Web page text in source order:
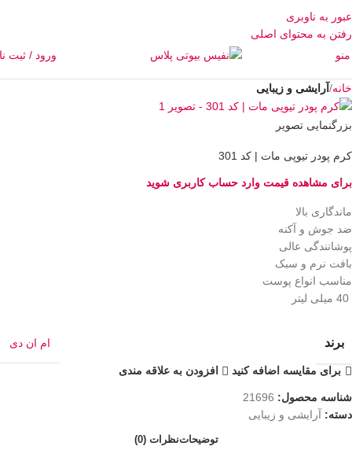
عبور به ناوبری
رفتن به محتوای اصلی
منو
ورود / ثبت
خانه آرایشی و زیبایی
بزرگنمایی تصویر
کرم پودر تیوپی مات | کد 301
برای مشاهده قیمت وارد حساب کاربری شوید
ماندگاری بالا
ضد جوش و آکنه
پوشانندگی عالی
بافت نرم و سبک
مناسب انواع پوست
برند ام ان دی
برای مقایسه اضافه کنید افزودن به علاقه مندی
شناسه محصول: 21696
دسته: آرایشی و زیبایی
توضیحاتنظرات (0)